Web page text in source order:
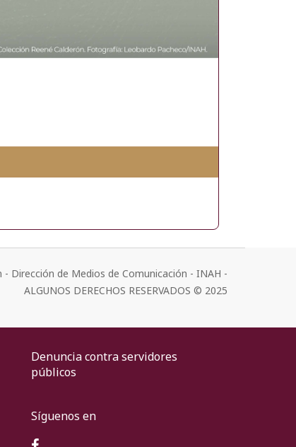
Dirección de Medios de Comunicación - INAH -
ALGUNOS DERECHOS RESERVADOS © 2025
Denuncia contra servidores
públicos
Síguenos en